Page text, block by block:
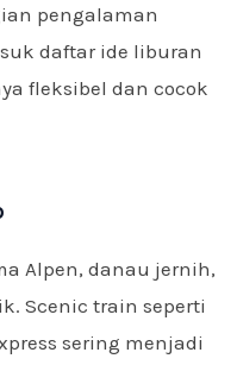
pengalaman
daftar ide liburan
fleksibel dan cocok
Alpen, danau jernih,
Scenic train seperti
sering menjadi